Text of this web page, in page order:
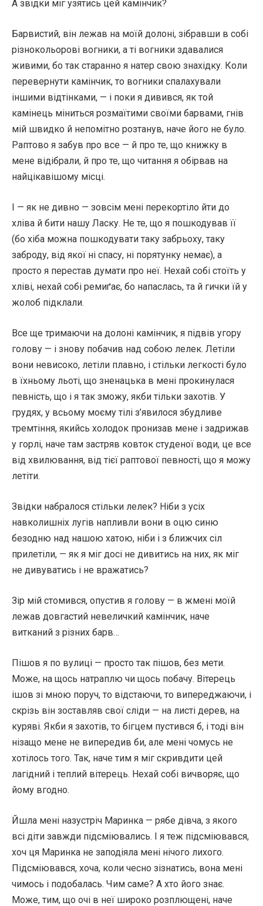
А звідки міг узятись цей камінчик?
Барвистий, він лежав на моїй долоні, зібравши в собі
різнокольорові вогники, а ті вогники здавалися
живими, бо так старанно я натер свою знахідку. Коли
перевернути камінчик, то вогники спалахували
іншими відтінками, — і поки я дивився, як той
камінець міниться розмаїтими своїми барвами, гнів
мій швидко й непомітно розтанув, наче його не було.
Раптово я забув про все — й про те, що книжку в
мене відібрали, й про те, що читання я обірвав на
найцікавішому місці.
І — як не дивно — зовсім мені перекортіло йти до
хліва й бити нашу Ласку. Не те, що я пошкодував її
(бо хіба можна пошкодувати таку забрьоху, таку
заброду, від якої ні спасу, ні порятунку немає), а
просто я перестав думати про неї. Нехай собі стоїть у
хліві, нехай собі ремиґає, бо напаслась, та й гички їй у
жолоб підклали.
Все ще тримаючи на долоні камінчик, я підвів угору
голову — і знову побачив над собою лелек. Летіли
вони невисоко, летіли плавно, і стільки легкості було
в їхньому льоті, що зненацька в мені прокинулася
певність, що і я так зможу, якби тільки захотів. У
грудях, у всьому моєму тілі з’явилося збудливе
тремтіння, якийсь холодок пронизав мене і задрижав
у горлі, наче там застряв ковток студеної води, це все
від хвилювання, від тієї раптової певності, що я можу
летіти.
Звідки набралося стільки лелек? Ніби з усіх
навколишніх лугів напливли вони в оцю синю
безодню над нашою хатою, ніби і з ближчих сіл
прилетіли, — як я міг досі не дивитись на них, як міг
не дивуватись і не вражатись?
Зір мій стомився, опустив я голову — в жмені моїй
лежав довгастий невеличкий камінчик, наче
витканий з різних барв…
Пішов я по вулиці — просто так пішов, без мети.
Може, на щось натраплю чи щось побачу. Вітерець
ішов зі мною поруч, то відстаючи, то випереджаючи, і
скрізь він зоставляв свої сліди — на листі дерев, на
куряві. Якби я захотів, то бігцем пустився б, і тоді він
нізащо мене не випередив би, але мені чомусь не
хотілось того. Так, наче тим я міг скривдити цей
лагідний і теплий вітерець. Нехай собі вичворяє, що
йому вгодно.
Йшла мені назустріч Маринка — рябе дівча, з якого
всі діти завжди підсміювались. І я теж підсміювався,
хоч ця Маринка не заподіяла мені нічого лихого.
Підсміювався, хоча, коли чесно зізнатись, вона мені
чимось і подобалась. Чим саме? А хто його знає.
Може, тим, що очі в неї широко розплющені, наче